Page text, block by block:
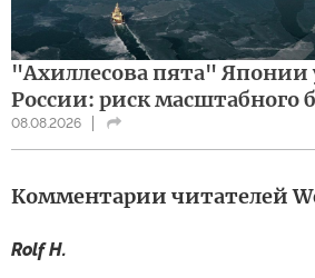
"Ахиллесова пята" Японии
России: риск масштабного
08.08.2026
Комментарии читателей
Rolf H.